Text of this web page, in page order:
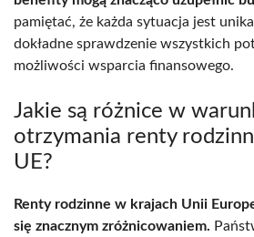
pamiętać, że każda sytuacja jest
dokładne sprawdzenie wszystkich
możliwości wsparcia finansowego.
Jakie są różnice w
otrzymania renty
UE?
Renty rodzinne w krajach Unii
się znacznym zróżnicowaniem.